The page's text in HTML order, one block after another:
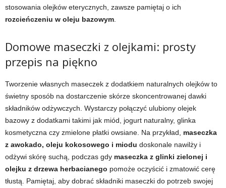
stosowania olejków eterycznych, zawsze pamiętaj o ich
rozcieńczeniu w oleju bazowym
Domowe maseczki z olejkami: prosty
przepis na piękno
Tworzenie własnych maseczek z dodatkiem naturalnych olejków to
świetny sposób na dostarczenie skórze skoncentrowanej dawki
składników odżywczych. Wystarczy połączyć ulubiony olejek
bazowy z dodatkami takimi jak miód, jogurt naturalny, glinka
kosmetyczna czy zmielone płatki owsiane. Na przykład, maseczka
z awokado, oleju kokosowego i miodu doskonale nawilży i
odżywi skórę suchą, podczas gdy maseczka z glinki zielonej i
olejku z drzewa herbacianego pomoże oczyścić i zmatowić cerę
tłustą. Pamiętaj, aby dobrać składniki maseczki do potrzeb swojej